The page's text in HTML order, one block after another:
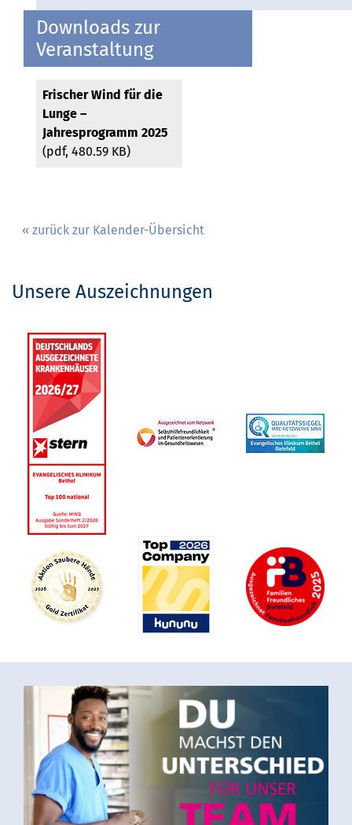
Downloads zur
Veranstaltung
Frischer Wind für die
Lunge –
Jahresprogramm 2025
(pdf, 480.59 KB)
« zurück zur Kalender-Übersicht
Unsere Auszeichnungen